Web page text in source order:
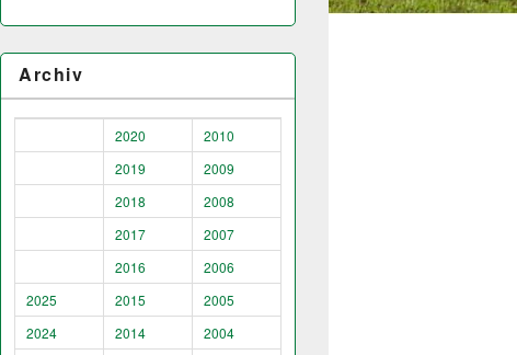
Archiv
2020
2010
2019
2009
2018
2008
2017
2007
2016
2006
2025
2015
2005
2024
2014
2004